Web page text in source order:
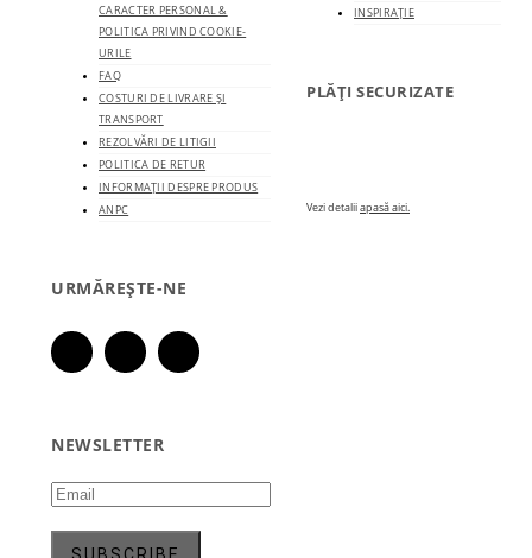
CARACTER PERSONAL &
POLITICA PRIVIND COOKIE-
URILE
FAQ
COSTURI DE LIVRARE ȘI
TRANSPORT
REZOLVĂRI DE LITIGII
POLITICA DE RETUR
INFORMAȚII DESPRE PRODUS
ANPC
URMĂREȘTE-NE
NEWSLETTER
INSPIRAȚIE
PLĂȚI SECURIZATE
Vezi detaliiapasă aici.